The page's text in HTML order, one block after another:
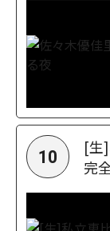
10
[生
完